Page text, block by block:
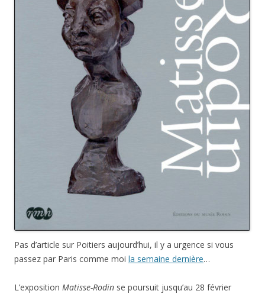
Pas d’article sur Poitiers aujourd’hui, il y a urgence si vous
passez par Paris comme moi la semaine dernière…
L’exposition Matisse-Rodin se poursuit jusqu’au 28 février